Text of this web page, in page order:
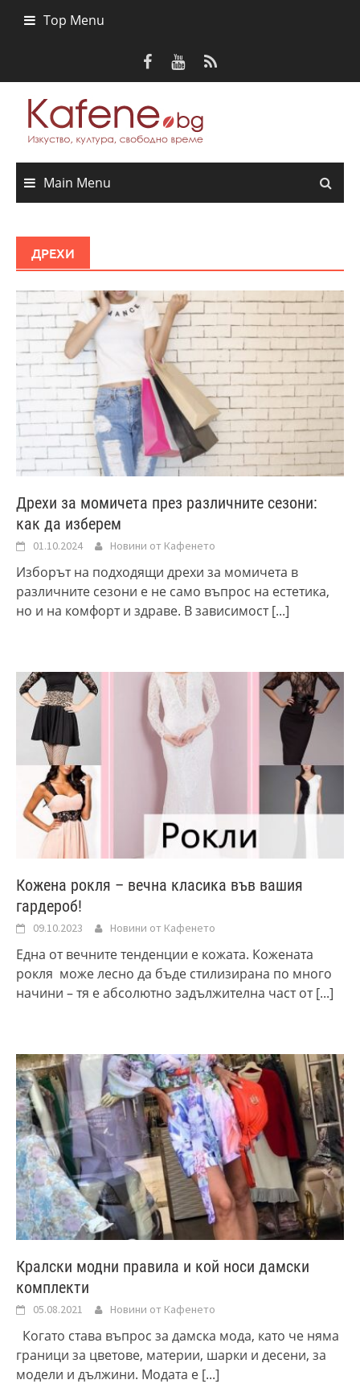
Top Menu
Main Menu
ДРЕХИ
Дрехи за момичета през различните сезони:
как да изберем
01.10.2024 Новини от Кафенето
Изборът на подходящи дрехи за момичета в
различните сезони е не само въпрос на естетика,
но и на комфорт и здраве. В зависимост[...]
Кожена рокля – вечна класика във вашия
гардероб!
09.10.2023 Новини от Кафенето
Една от вечните тенденции е кожата. Кожената
рокля може лесно да бъде стилизирана по много
начини – тя е абсолютно задължителна част от[...]
Кралски модни правила и кой носи дамски
комплекти
05.08.2021 Новини от Кафенето
Когато става въпрос за дамска мода, като че няма
граници за цветове, материи, шарки и десени, за
модели и дължини. Модата е [...]